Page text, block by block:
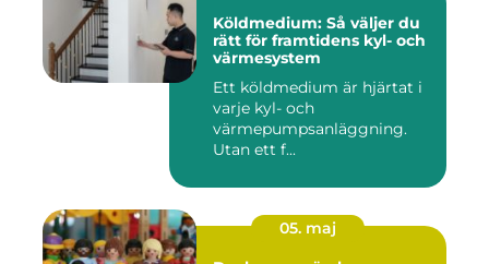
Köldmedium: Så väljer du
rätt för framtidens kyl- och
värmesystem
Ett köldmedium är hjärtat i
varje kyl- och
värmepumpsanläggning.
Utan ett f...
05. maj